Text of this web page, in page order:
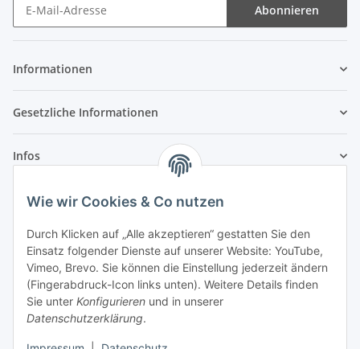
Wie wir Cookies & Co nutzen
Durch Klicken auf „Alle akzeptieren“ gestatten Sie den
Einsatz folgender Dienste auf unserer Website: YouTube,
Vimeo, Brevo. Sie können die Einstellung jederzeit ändern
(Fingerabdruck-Icon links unten). Weitere Details finden
Sie unter Konfigurieren und in unserer
Datenschutzerklärung.
Abonnieren
Informationen
Gesetzliche Informationen
Infos
Laden - Öffnungszeiten:
Montag 09:00Uhr bis
16:00 Uhr
Dienstag
09:00 Uhr bis
17:00 Uhr
Mittwoch
09:00 Uhr bis 16:00 Uhr
Donnerstag
09:00 Uhr bis
17:00 Uhr
Freitag
09:00 Uhr
Samstag
09:00 Uhr